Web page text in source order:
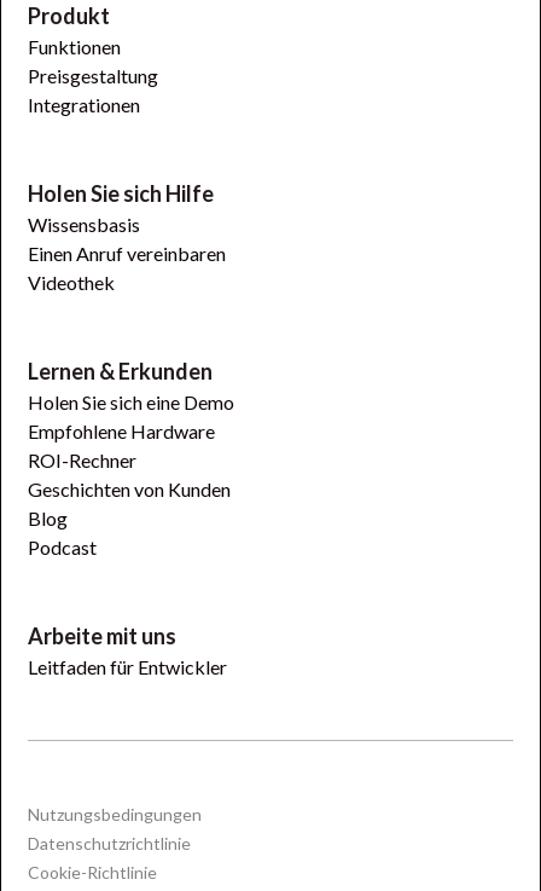
Produkt
Funktionen
Preisgestaltung
Integrationen
Holen Sie sich Hilfe
Wissensbasis
Einen Anruf vereinbaren
Videothek
Lernen & Erkunden
Holen Sie sich eine Demo
Empfohlene Hardware
ROI-Rechner
Geschichten von Kunden
Blog
Podcast
Arbeite mit uns
Leitfaden für Entwickler
Nutzungsbedingungen
Datenschutzrichtlinie
Cookie-Richtlinie